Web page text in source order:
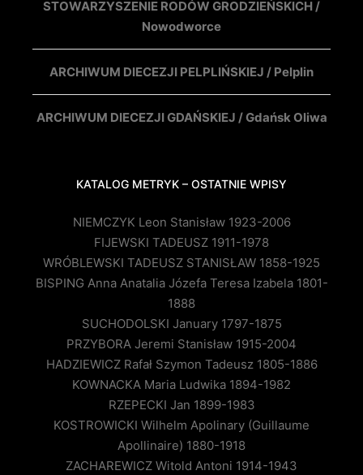
STOWARZYSZENIE RODÓW GRODZIEŃSKICH /
Nowodworce
ARCHIWUM DIECEZJI PELPLIŃSKIEJ / Pelplin
ARCHIWUM DIECEZJI GDAŃSKIEJ / Gdańsk Oliwa
KATALOG METRYK – OSTATNIE WPISY
NIEMCZYK Leon Stanisław 1923-2006
FIJEWSKI TADEUSZ 1911-1978
WRÓBLEWSKI TADEUSZ STANISŁAW 1858-1925
BISPING Anna Anatalia Józefa Teresa Izabela 1801-
1888
SUCHODOLSKI January 1797-1875
PRZYBORA Jeremi Stanisław 1915-2004
HADZIEWICZ Rafał Szymon Tadeusz 1805-1886
KOWNACKA Maria Ludwika 1894-1982
RZEPECKI Jan 1899-1983
KOSTROWICKI Wilhelm Apolinary (Guillaume
Apollinaire) 1880-1918
ZACHAREWICZ Witold Antoni 1914-1943